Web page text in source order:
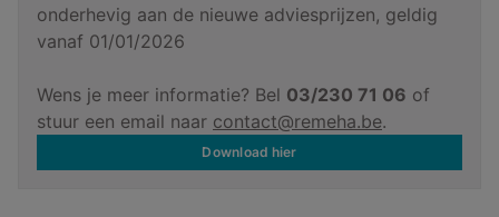
onderhevig aan de nieuwe adviesprijzen, geldig
vanaf 01/01/2026
Wens je meer informatie? Bel 03/230 71 06 of
stuur een email naar contact@remeha.be.
Download hier